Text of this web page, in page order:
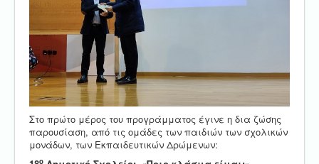
Στο πρώτο μέρος του προγράμματος έγινε η δια ζώσης
παρουσίαση, από τις ομάδες των παιδιών των σχολικών
μονάδων, των Εκπαιδευτικών Δρώμενων:
ο